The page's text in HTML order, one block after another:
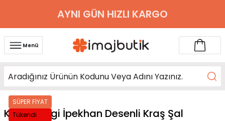
AYNI GÜN HIZLI KARGO
Menü
SÜPER FİYAT
Tükendi
Kahverengi İpekhan Desenli Kraş Şal